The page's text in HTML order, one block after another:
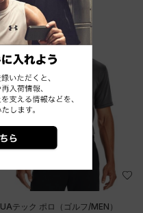
UAテック ポロ（ゴルフ/MEN）